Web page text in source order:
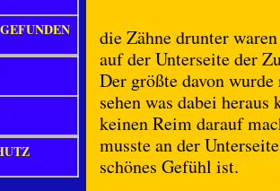
die Zähne drunter
auf der Unterseite der
Der größte davon
sehen was dabei
keinen Reim darauf
musste an der
schönes Gefühl ist.